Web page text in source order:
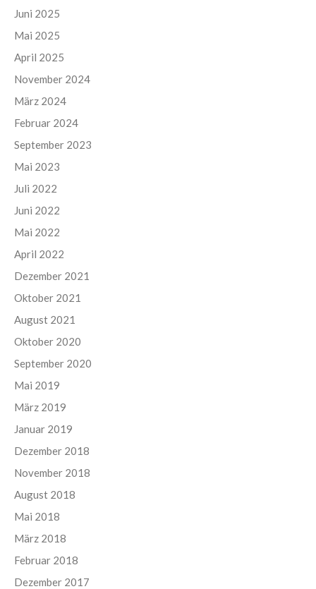
Juni 2025
Mai 2025
April 2025
November 2024
März 2024
Februar 2024
September 2023
Mai 2023
Juli 2022
Juni 2022
Mai 2022
April 2022
Dezember 2021
Oktober 2021
August 2021
Oktober 2020
September 2020
Mai 2019
März 2019
Januar 2019
Dezember 2018
November 2018
August 2018
Mai 2018
März 2018
Februar 2018
Dezember 2017